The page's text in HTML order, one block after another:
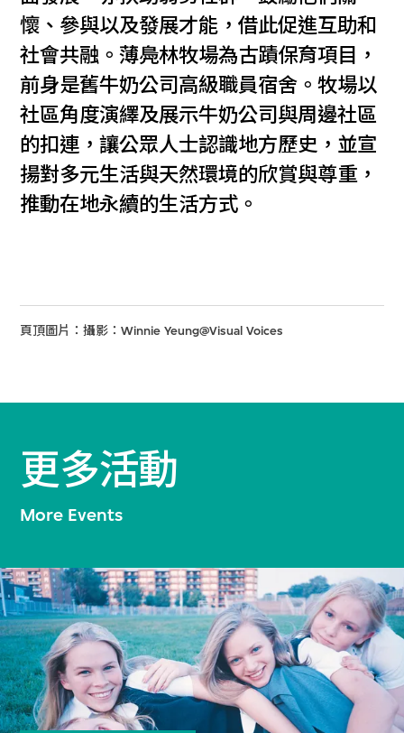
懷、參與以及發展才能，借此促進互助和
社會共融。薄鳧林牧場為古蹟保育項目，
前身是舊牛奶公司高級職員宿舍。牧場以
社區角度演繹及展示牛奶公司與周邊社區
的扣連，讓公眾人士認識地方歷史，並宣
揚對多元生活與天然環境的欣賞與尊重，
推動在地永續的生活方式。
頁頂圖片：攝影：Winnie Yeung@Visual Voices
更多活動
More Events